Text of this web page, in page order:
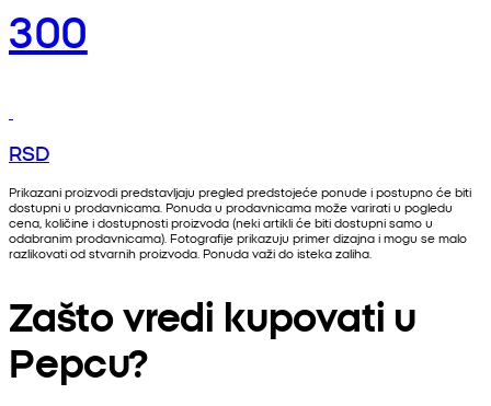
300
RSD
Prikazani proizvodi predstavljaju pregled predstojeće ponude i postupno će biti
dostupni u prodavnicama. Ponuda u prodavnicama može varirati u pogledu
cena, količine i dostupnosti proizvoda (neki artikli će biti dostupni samo u
odabranim prodavnicama). Fotografije prikazuju primer dizajna i mogu se malo
razlikovati od stvarnih proizvoda. Ponuda važi do isteka zaliha.
Zašto vredi kupovati u
Pepcu?